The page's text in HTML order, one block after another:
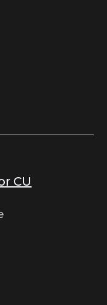
CU